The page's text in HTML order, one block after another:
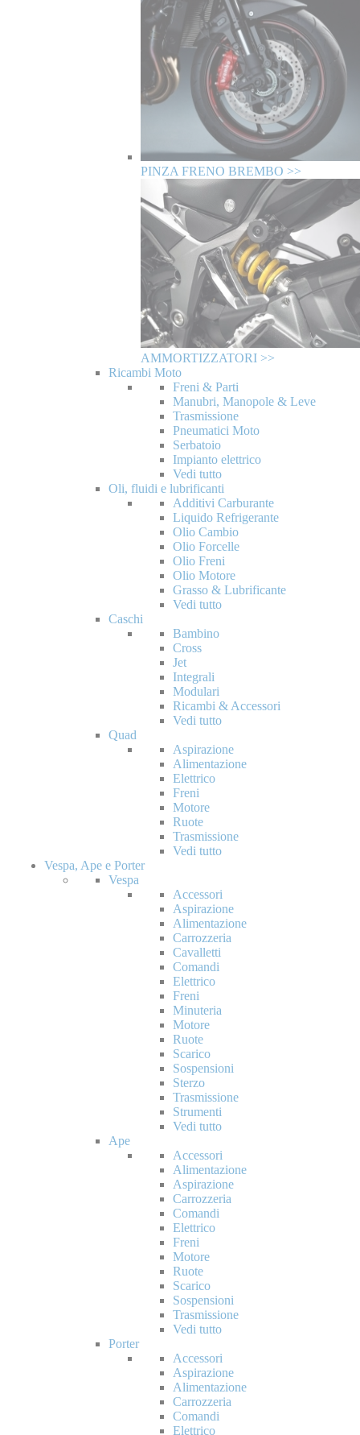
PINZA FRENO BREMBO >>
AMMORTIZZATORI >>
Ricambi Moto
Freni & Parti
Manubri, Manopole & Leve
Trasmissione
Pneumatici Moto
Serbatoio
Impianto elettrico
Vedi tutto
Oli, fluidi e lubrificanti
Additivi Carburante
Liquido Refrigerante
Olio Cambio
Olio Forcelle
Olio Freni
Olio Motore
Grasso & Lubrificante
Vedi tutto
Caschi
Bambino
Cross
Jet
Integrali
Modulari
Ricambi & Accessori
Vedi tutto
Quad
Aspirazione
Alimentazione
Elettrico
Freni
Motore
Ruote
Trasmissione
Vedi tutto
Vespa, Ape e Porter
Vespa
Accessori
Aspirazione
Alimentazione
Carrozzeria
Cavalletti
Comandi
Elettrico
Freni
Minuteria
Motore
Ruote
Scarico
Sospensioni
Sterzo
Trasmissione
Strumenti
Vedi tutto
Ape
Accessori
Alimentazione
Aspirazione
Carrozzeria
Comandi
Elettrico
Freni
Motore
Ruote
Scarico
Sospensioni
Trasmissione
Vedi tutto
Porter
Accessori
Aspirazione
Alimentazione
Carrozzeria
Comandi
Elettrico